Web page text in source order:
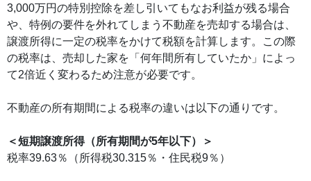
3,000万円の特別控除を差し引いてもなお利益が残る場合
や、特例の要件を外れてしまう不動産を売却する場合は、
譲渡所得に一定の税率をかけて税額を計算します。この際
の税率は、売却した家を「何年間所有していたか」によっ
て2倍近く変わるため注意が必要です。
不動産の所有期間による税率の違いは以下の通りです。
＜短期譲渡所得（所有期間が5年以下）＞
税率39.63％（所得税30.315％・住民税9％）